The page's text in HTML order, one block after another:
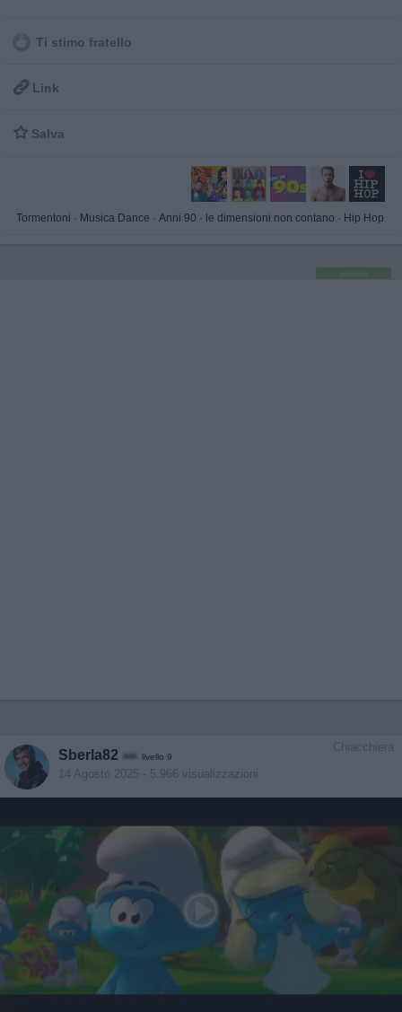
Ti stimo fratello
 Link
 Salva
Tormentoni · Musica Dance · Anni 90 · le dimensioni non contano · Hip Hop
pubblicità
Chiacchiera
Sberla82 livello 9
14 Agosto 2025 - 5.966 visualizzazioni